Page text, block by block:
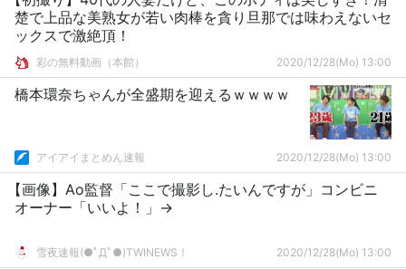
楚で上品な美熟女が若い肉棒を貪り旦那では味わえないセ
ックスで激絶頂！
彩の無料動画（本館） 2020/12/28(Mo) 13:00
橋本環奈ちゃんが全盛期を迎えるｗｗｗｗ
アイアイまとめん速報 2020/12/28(Mo) 13:00
【画像】Ao監督「ここで撮影し.たいんですが」コンビニ
オーナー「いいよ！」→
雪夜速報(●ﾟДﾟ●)TWINEWS！ 2020/12/28(Mo) 13:00